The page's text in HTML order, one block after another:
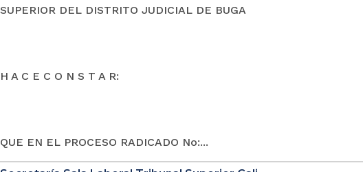
SUPERIOR DEL DISTRITO JUDICIAL DE BUGA
H A C E C O N S T A R:
QUE EN EL PROCESO RADICADO No:...